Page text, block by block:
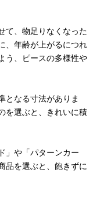
て、物足りなくなった
、年齢が上がるにつれ
う、ピースの多様性や
となる寸法がありま
を選ぶと、きれいに積
」や「パターンカー
品を選ぶと、飽きずに